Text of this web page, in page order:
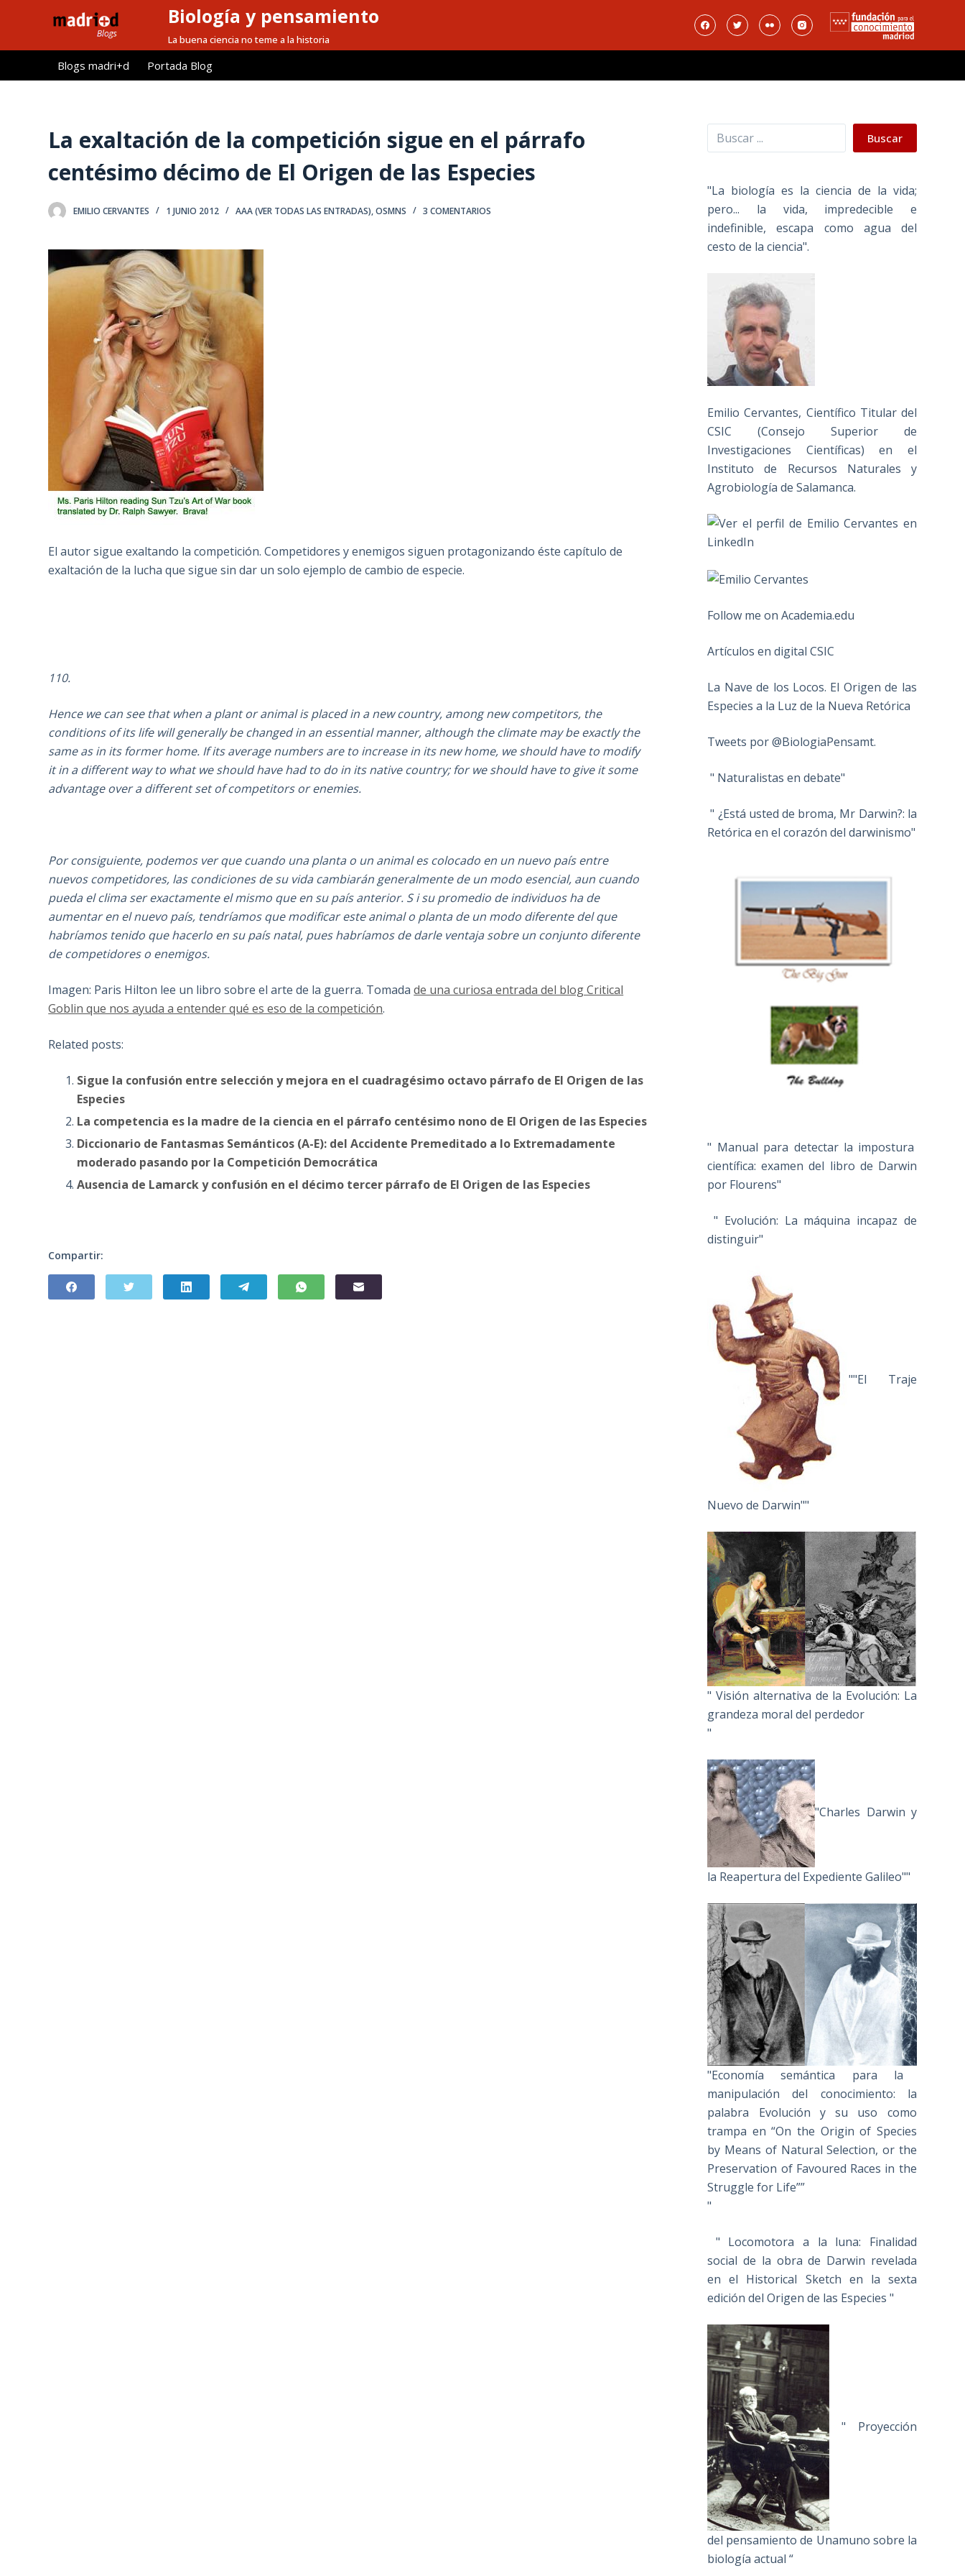
l
Biología y pensamiento
La buena ciencia no teme a la historia
Blogs madri+d Portada Blog
La exaltación de la competición sigue en el párrafo
centésimo décimo de El Origen de las Especies
EMILIO CERVANTES 1 JUNIO 2012 AAA (VER TODAS LAS ENTRADAS),OSMNS 3 COMENTARIOS
El autor sigue exaltando la competición. Competidores y enemigos siguen protagonizando éste capítulo de
exaltación de la lucha que sigue sin dar un solo ejemplo de cambio de especie.
110.
Hence we can see that when a plant or animal is placed in a new country, among new competitors, the
conditions of its life will generally be changed in an essential manner, although the climate may be exactly the
same as in its former home. If its average numbers are to increase in its new home, we should have to modify
it in a different way to what we should have had to do in its native country; for we should have to give it some
advantage over a different set of competitors or enemies.
Por consiguiente, podemos ver que cuando una planta o un animal es colocado en un nuevo país entre
nuevos competidores, las condiciones de su vida cambiarán generalmente de un modo esencial, aun cuando
pueda el clima ser exactamente el mismo que en su país anterior. S i su promedio de individuos ha de
aumentar en el nuevo país, tendríamos que modificar este animal o planta de un modo diferente del que
habríamos tenido que hacerlo en su país natal, pues habríamos de darle ventaja sobre un conjunto diferente
de competidores o enemigos.
Imagen: Paris Hilton lee un libro sobre el arte de la guerra. Tomadade una curiosa entrada del blog Critical
Goblin que nos ayuda a entender qué es eso de la competición.
Related posts:
Sigue la confusión entre selección y mejora en el cuadragésimo octavo párrafo de El Origen de las
Especies
La competencia es la madre de la ciencia en el párrafo centésimo nono de El Origen de las Especies
Diccionario de Fantasmas Semánticos (A-E): del Accidente Premeditado a lo Extremadamente
moderado pasando por la Competición Democrática
Ausencia de Lamarck y confusión en el décimo tercer párrafo de El Origen de las Especies
Compartir:
Buscar Buscar
"La biología es la ciencia de la vida;
pero... la vida, impredecible e
indefinible, escapa como agua del
cesto de la ciencia".
Emilio Cervantes, Científico Titular del
CSIC (Consejo Superior de
Investigaciones Científicas) en el
Instituto de Recursos Naturales y
Agrobiología de Salamanca.
Follow me on Academia.edu
Artículos en digital CSIC
La Nave de los Locos. El Origen de las
Especies a la Luz de la Nueva Retórica
Tweets por @BiologiaPensamt.
" Naturalistas en debate"
" ¿Está usted de broma, Mr Darwin?: la
Retórica en el corazón del darwinismo"
" Manual para detectar la impostura
científica: examen del libro de Darwin
por Flourens"
" Evolución: La máquina incapaz de
distinguir"
""El Traje
Nuevo de Darwin""
" Visión alternativa de la Evolución: La
grandeza moral del perdedor
"
"Charles Darwin y
la Reapertura del Expediente Galileo""
"Economía semántica para la
manipulación del conocimiento: la
palabra Evolución y su uso como
trampa en “On the Origin of Species
by Means of Natural Selection, or the
Preservation of Favoured Races in the
Struggle for Life””
"
" Locomotora a la luna: Finalidad
social de la obra de Darwin revelada
en el Historical Sketch en la sexta
edición del Origen de las Especies "
" Proyección
del pensamiento de Unamuno sobre la
biología actual “